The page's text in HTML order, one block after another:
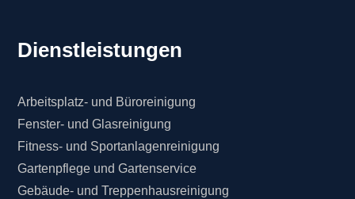
Dienstleistungen
Arbeitsplatz- und Büroreinigung
Fenster- und Glasreinigung
Fitness- und Sportanlagenreinigung
Gartenpflege und Gartenservice
Gebäude- und Treppenhausreinigung